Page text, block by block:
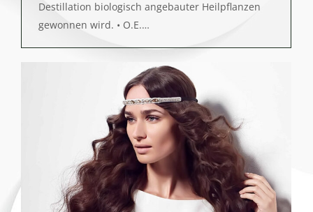
Destillation biologisch angebauter Heilpflanzen
gewonnen wird. • O.E.…